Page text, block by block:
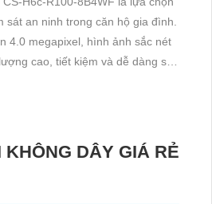
sát an ninh trong căn hộ gia đình.
4.0 megapixel, hình ảnh sắc nét
KHÔNG DÂY GIÁ RẺ